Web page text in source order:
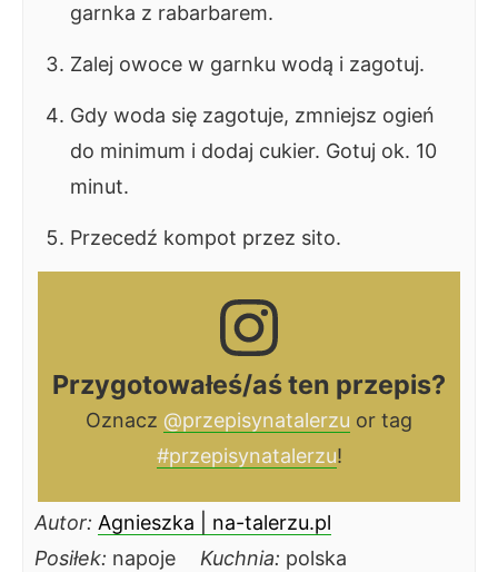
garnka z rabarbarem.
Zalej owoce w garnku wodą i zagotuj.
Gdy woda się zagotuje, zmniejsz ogień
do minimum i dodaj cukier. Gotuj ok. 10
minut.
Przecedź kompot przez sito.
Przygotowałeś/aś ten przepis?
Oznacz @przepisynatalerzu or tag
#przepisynatalerzu!
Autor: Agnieszka | na-talerzu.pl
Posiłek: napoje Kuchnia: polska